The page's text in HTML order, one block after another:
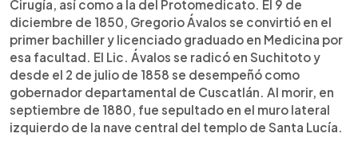
Cirugía, así como a la del Protomedicato. El 9 de
diciembre de 1850, Gregorio Ávalos se convirtió en el
primer bachiller y licenciado graduado en Medicina por
esa facultad. El Lic. Ávalos se radicó en Suchitoto y
desde el 2 de julio de 1858 se desempeñó como
gobernador departamental de Cuscatlán. Al morir, en
septiembre de 1880, fue sepultado en el muro lateral
izquierdo de la nave central del templo de Santa Lucía.